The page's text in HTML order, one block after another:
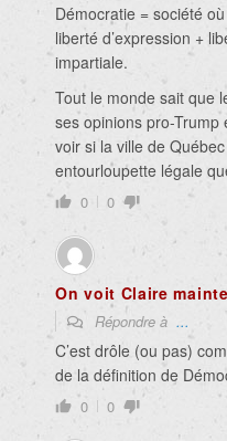
Démocratie = société
liberté d’expression +
impartiale.
Tout le monde sait que
ses opinions pro-
voir si la ville de
entourloupette légale
0 0
On voit Claire
Répondre à ...
C’est drôle (ou pas)
de la définition de
0 0